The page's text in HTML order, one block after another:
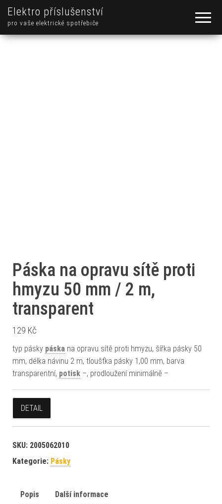
Elektro příslušenství
pro vaše elektrické spotřebiče
Páska na opravu sítě proti
hmyzu 50 mm / 2 m,
transparent
129 Kč
typ pásky páska na opravu sítě proti hmyzu, šířka pásky 50
mm, délka návinu 2 m, tloušťka pásky 1,00 mm, barva
transparentní, potisk –, prodloužení minimálně –
DETAIL
SKU: 2005062010
Kategorie: Pásky
Popis Další informace